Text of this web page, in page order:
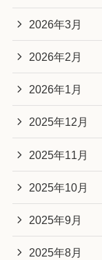
2026年3月
2026年2月
2026年1月
2025年12月
2025年11月
2025年10月
2025年9月
2025年8月